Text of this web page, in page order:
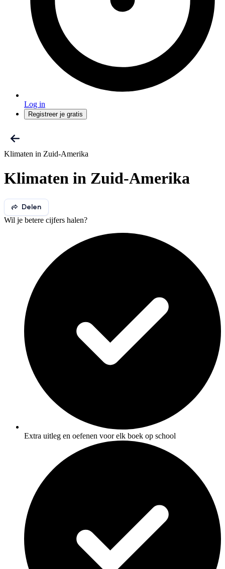
Log in
Registreer je gratis
Klimaten in Zuid-Amerika
Klimaten in Zuid-Amerika
Delen
Wil je betere cijfers halen?
Extra uitleg en oefenen voor elk boek op school